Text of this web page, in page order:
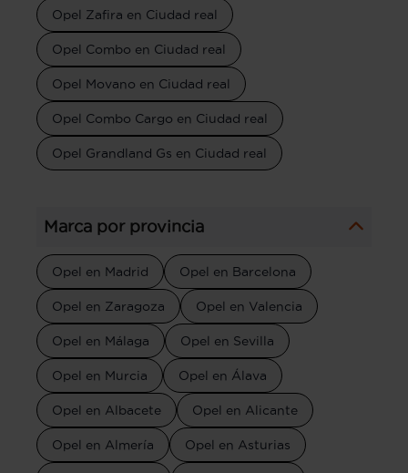
Opel Zafira en Ciudad real
Opel Combo en Ciudad real
Opel Movano en Ciudad real
Opel Combo Cargo en Ciudad real
Opel Grandland Gs en Ciudad real
Marca por provincia
Opel en Madrid Opel en Barcelona
Opel en Zaragoza Opel en Valencia
Opel en Málaga Opel en Sevilla
Opel en Murcia Opel en Álava
Opel en Albacete Opel en Alicante
Opel en Almería Opel en Asturias